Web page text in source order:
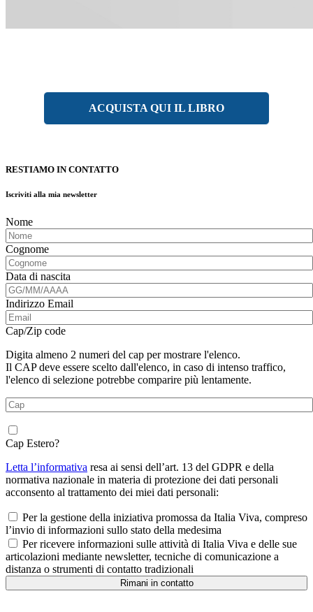
ACQUISTA QUI IL LIBRO
RESTIAMO IN CONTATTO
Iscriviti alla mia newsletter
Nome
Cognome
Data di nascita
Indirizzo Email
Cap/Zip code
Digita almeno 2 numeri del cap per mostrare l'elenco.
Il CAP deve essere scelto dall'elenco, in caso di intenso traffico,
l'elenco di selezione potrebbe comparire più lentamente.
Cap Estero?
Letta l’informativa resa ai sensi dell’art. 13 del GDPR e della
normativa nazionale in materia di protezione dei dati personali
acconsento al trattamento dei miei dati personali:
Per la gestione della iniziativa promossa da Italia Viva, compreso
l’invio di informazioni sullo stato della medesima
Per ricevere informazioni sulle attività di Italia Viva e delle sue
articolazioni mediante newsletter, tecniche di comunicazione a
distanza o strumenti di contatto tradizionali
Rimani in contatto